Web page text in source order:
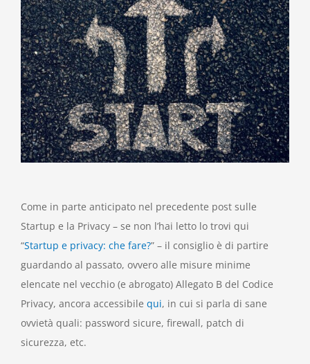
Come in parte anticipato nel precedente post sulle
Startup e la Privacy – se non l’hai letto lo trovi qui
“Startup e privacy: che fare?” – il consiglio è di partire
guardando al passato, ovvero alle misure minime
elencate nel vecchio (e abrogato) Allegato B del Codice
Privacy, ancora accessibile qui, in cui si parla di sane
ovvietà quali: password sicure, firewall, patch di
sicurezza, etc.